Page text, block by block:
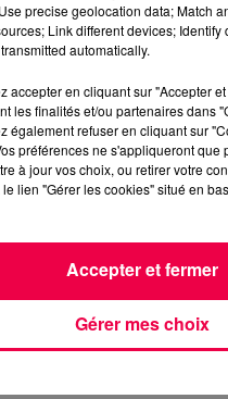
- 1 min 28 sec
DU LUNDI 22 JUIN
DU LUNDI 22 JUIN
precise geolocation data; Match
Link different devices; Identify
automatically.
accepter en cliquant sur "Accepter
les finalités et/ou partenaires dans
également refuser en cliquant sur
préférences ne s'appliqueront que
à jour vos choix, ou retirer votre
lien "Gérer les cookies" situé en
Gérer mes choix
Accepter et fermer